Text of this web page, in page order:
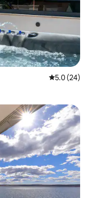
レビュー24
5.0 (24)